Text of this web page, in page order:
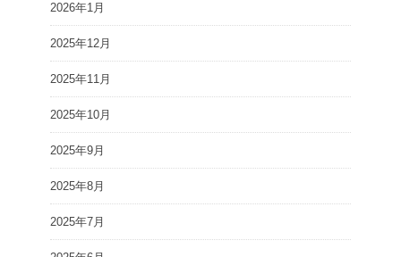
2026年1月
2025年12月
2025年11月
2025年10月
2025年9月
2025年8月
2025年7月